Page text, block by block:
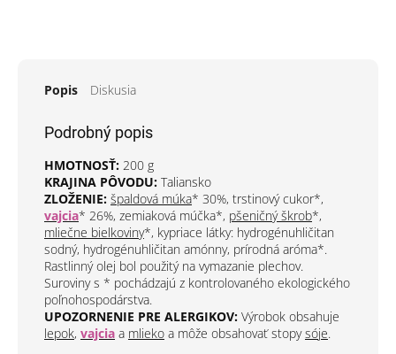
Popis Diskusia
Podrobný popis
HMOTNOSŤ: 200 g
KRAJINA PÔVODU: Taliansko
ZLOŽENIE: špaldová múka* 30%, trstinový cukor*,
vajcia* 26%, zemiaková múčka*, pšeničný škrob*,
mliečne bielkoviny*, kypriace látky: hydrogénuhličitan
sodný, hydrogénuhličitan amónny, prírodná aróma*.
Rastlinný olej bol použitý na vymazanie plechov.
Suroviny s * pochádzajú z kontrolovaného ekologického
poľnohospodárstva.
UPOZORNENIE PRE ALERGIKOV: Výrobok obsahuje
lepok, vajcia a mlieko a môže obsahovať stopysóje.